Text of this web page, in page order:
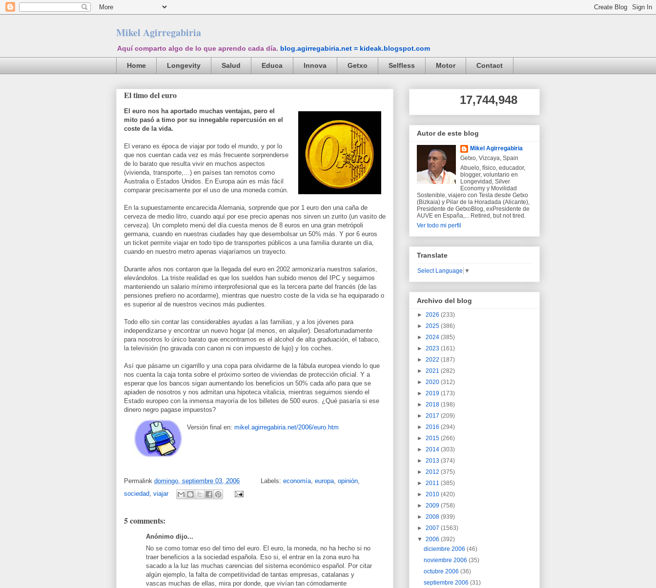
Mikel Agirregabiria
Aquí comparto algo de lo que aprendo cada día. blog.agirregabiria.net = kideak.blogspot.com
Home Longevity Salud Educa Innova Getxo Selfless Motor Contact
El timo del euro
El euro nos ha aportado muchas ventajas, pero el
mito pasó a timo por su innegable repercusión en el
coste de la vida.
El verano es época de viajar por todo el mundo, y por lo
que nos cuentan cada vez es más frecuente sorprenderse
de lo barato que resulta vivir en muchos aspectos
(vivienda, transporte,…) en países tan remotos como
Australia o Estados Unidos. En Europa aún es más fácil
comparar precisamente por el uso de una moneda común.
En la supuestamente encarecida Alemania, sorprende que por 1 euro den una caña de
cerveza de medio litro, cuando aquí por ese precio apenas nos sirven un zurito (un vasito de
cerveza). Un completo menú del día cuesta menos de 8 euros en una gran metrópoli
germana, cuando en nuestras ciudades hay que desembolsar un 50% más. Y por 6 euros
un ticket permite viajar en todo tipo de transportes públicos a una familia durante un día,
cuando en nuestro metro apenas viajaríamos un trayecto.
Durante años nos contaron que la llegada del euro en 2002 armonizaría nuestros salarios,
elevándolos. La triste realidad es que los sueldos han subido menos del IPC y seguimos
manteniendo un salario mínimo interprofesional que es la tercera parte del francés (de las
pensiones prefiero no acordarme), mientras que nuestro coste de la vida se ha equiparado o
es superior al de nuestros vecinos más pudientes.
Todo ello sin contar las considerables ayudas a las familias, y a los jóvenes para
independizarse y encontrar un nuevo hogar (al menos, en alquiler). Desafortunadamente
para nosotros lo único barato que encontramos es el alcohol de alta graduación, el tabaco,
la televisión (no gravada con canon ni con impuesto de lujo) y los coches.
Así que pásame un cigarrillo y una copa para olvidarme de la fábula europea viendo lo que
nos cuenta la caja tonta sobre el próximo sorteo de viviendas de protección oficial. Y a
esperar que los bancos sigan aumentando los beneficios un 50% cada año para que se
apiaden de nosotros y nos admitan una hipoteca vitalicia, mientras seguimos siendo el
Estado europeo con la inmensa mayoría de los billetes de 500 euros. ¿Qué pasaría si ese
dinero negro pagase impuestos?
Versión final en: mikel.agirregabiria.net/2006/euro.htm
Permalink domingo, septiembre 03, 2006 Labels: economía, europa, opinión,
sociedad viajar
5 comments:
Anónimo dijo...
No se como tomar eso del timo del euro. El euro, la moneda, no ha hecho si no
traer beneficios a la sociedad española. Eso si, el entrar en la zona euro ha
sacado a la luz las muchas carencias del sistema económico español. Por citar
algún ejemplo, la falta de competitividad de tantas empresas, catalanas y
vascas muchas de ellas, mira por donde, que vivían tan cómodamente
17,744,948
Autor de este blog
Mikel Agirregabiria
Getxo, Vizcaya, Spain
Abuelo, físico, educador,
blogger, voluntario en
Longevidad, Silver
Economy y Movilidad
Sostenible, viajero con Tesla desde Getxo
(Bizkaia) y Pilar de la Horadada (Alicante),
Presidente de GetxoBlog, exPresidente de
AUVE en España,... Retired, but not tired.
Ver todo mi perfil
Translate
Select Language ▼
Archivo del blog
► 2026 (233)
► 2025 (386)
► 2024 (385)
► 2023 (161)
► 2022 (187)
► 2021 (282)
► 2020 (312)
► 2019 (173)
► 2018 (198)
► 2017 (209)
► 2016 (294)
► 2015 (266)
► 2014 (303)
► 2013 (374)
► 2012 (375)
► 2011 (385)
► 2010 (420)
► 2009 (758)
► 2008 (939)
► 2007 (1563)
▼ 2006 (392)
diciembre 2006(46)
noviembre 2006(35)
octubre 2006(36)
septiembre 2006(31)